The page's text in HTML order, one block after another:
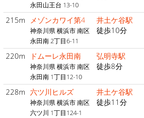
永田山王台 13-10
215m メゾンカワイ第4
神奈川県 横浜市 南区
永田南 2丁目6-11
井土ケ谷駅
徒歩10分
220m ドムーレ永田南
神奈川県 横浜市 南区
永田南 1丁目12-10
弘明寺駅
徒歩8分
228m 六ツ川ヒルズ
神奈川県 横浜市 南区
六ツ川 1丁目124-1
井土ケ谷駅
徒歩11分